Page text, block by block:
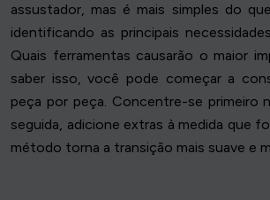
assustador, mas é mais simples do
identificando as principais
Quais ferramentas causarão o maior
saber isso, você pode começar a
peça por peça. Concentre-se primeiro
seguida, adicione extras à medida que
método torna a transição mais suave e